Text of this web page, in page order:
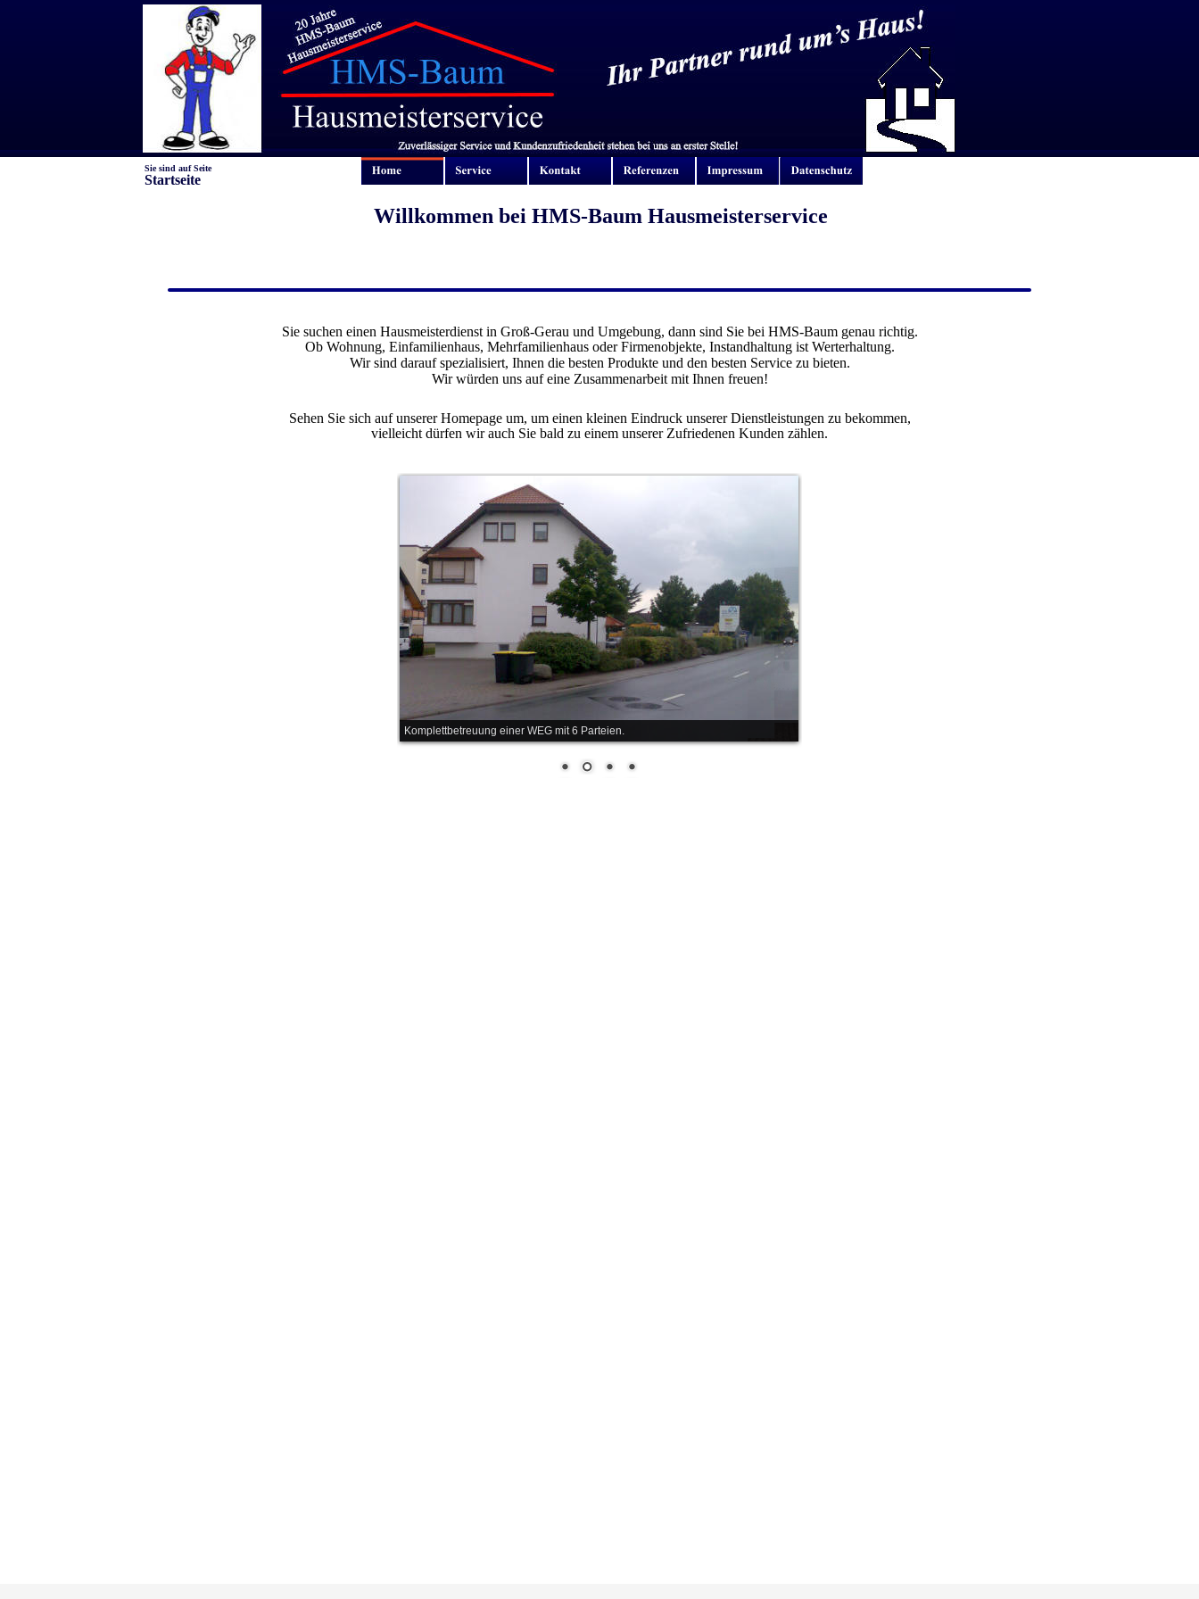
Sie suchen einen Hausmeisterdienst in Groß-Gerau und Umgebung, dann sind Sie bei HMS-Baum genau richtig.
Ob Wohnung, Einfamilienhaus, Mehrfamilienhaus oder Firmenobjekte, Instandhaltung ist Werterhaltung.
Wir sind darauf spezialisiert, Ihnen die besten Produkte und den besten Service zu bieten.
Wir würden uns auf eine Zusammenarbeit mit Ihnen freuen!
Willkommen bei HMS-Baum Hausmeisterservice
Sehen Sie sich auf unserer Homepage um, um einen kleinen Eindruck unserer Dienstleistungen zu bekommen,
vielleicht dürfen wir auch Sie bald zu einem unserer Zufriedenen Kunden zählen.
Komplettbetreuung einer WEG mit 6 Parteien.
Startseite
Sie sind auf Seite